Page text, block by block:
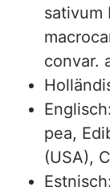
sativum
convar.
pea,
(USA),